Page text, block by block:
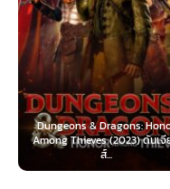
Dungeons & Dragons:
Among Thieves (2023) ดันเ
ส์...